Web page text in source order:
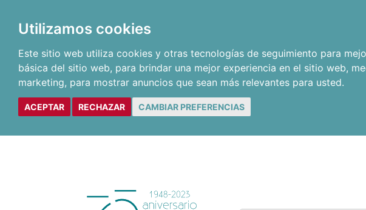
Utilizamos cookies
Este sitio web utiliza cookies y otras tecnologías de seguimiento para
básica del sitio web, para brindar una mejor experiencia en el sitio web,
marketing, para mostrar anuncios que sean más relevantes para usted.
ACEPTAR RECHAZAR CAMBIAR PREFERENCIAS